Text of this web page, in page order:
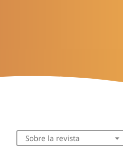
Sobre la revista